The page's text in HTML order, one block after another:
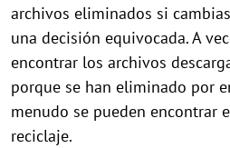
archivos eliminados si
una decisión equivocada. A
encontrar los archivos
porque se han eliminado por
menudo se pueden encontrar
reciclaje.